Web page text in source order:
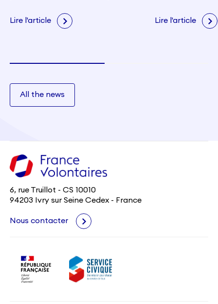
Lire l'article
citoyenneté
Lire l'article
All the news
6, rue Truillot - CS 10010
94203 Ivry sur Seine Cedex - France
Nous contacter